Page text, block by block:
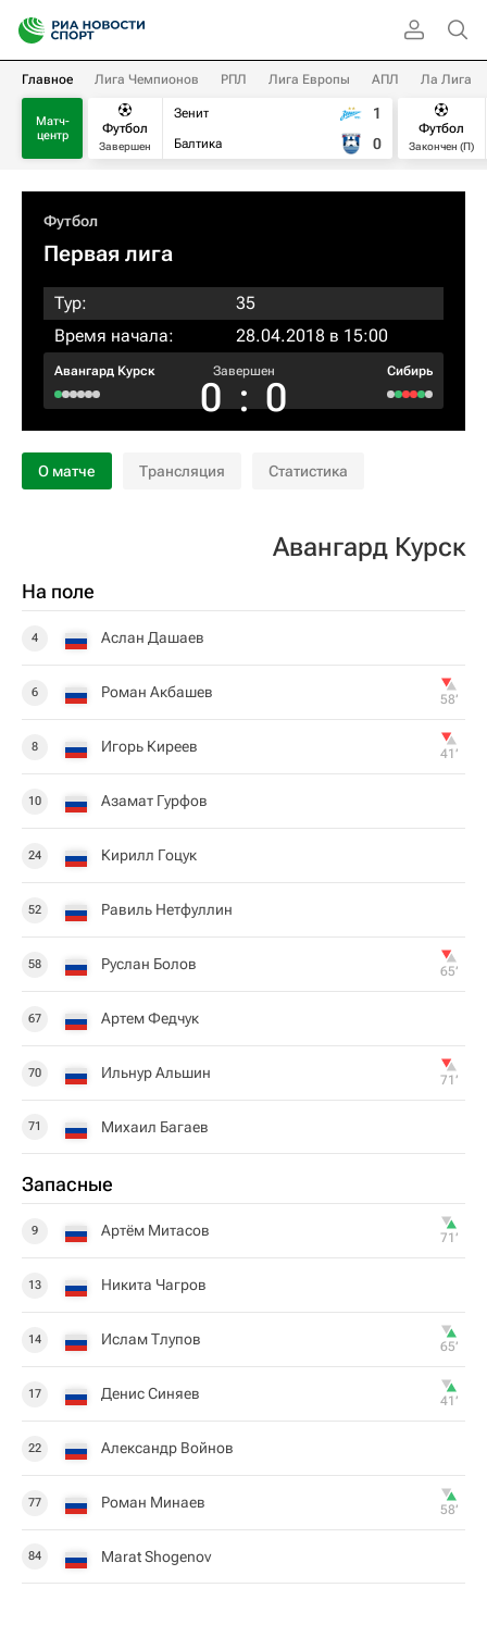
Главное Лига Чемпионов РПЛ Лига Европы АПЛ Ла Лига
Матч-
центр
Футбол
Завершен
Зенит
Балтика
1
0
Футбол
Закончен (П)
Футбол
Первая лига
Тур:
35
Время начала:
28.04.2018 в 15:00
Авангард Курск Завершен
0 : 0
Сибирь
О матче Трансляция Статистика
Авангард Курск
На поле
4 Аслан Дашаев
6 Роман Акбашев 58‎’‎
8 Игорь Киреев 41‎’‎
10 Азамат Гурфов
24 Кирилл Гоцук
52 Равиль Нетфуллин
58 Руслан Болов 65‎’‎
67 Артем Федчук
70 Ильнур Альшин 71‎’‎
71 Михаил Багаев
Запасные
9 Артём Митасов 71‎’‎
13 Никита Чагров
14 Ислам Тлупов 65‎’‎
17 Денис Синяев 41‎’‎
22 Александр Войнов
77 Роман Минаев 58‎’‎
84 Marat Shogenov